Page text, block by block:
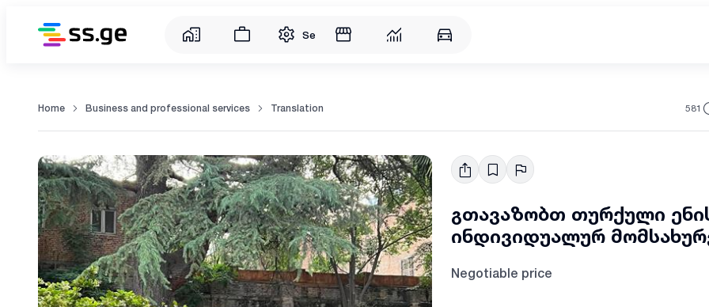
Service
Home Business and professional services Translation 581
გთავაზობთ თურქული
ინდივიდუალურ
Negotiable price